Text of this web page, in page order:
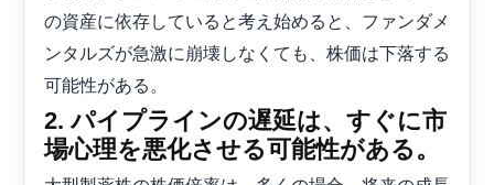
の資産に依存していると考え始めると、ファンダメ
ンタルズが急激に崩壊しなくても、株価は下落する
可能性がある。
2. パイプラインの遅延は、すぐに市
場心理を悪化させる可能性がある。